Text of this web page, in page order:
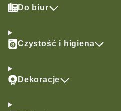
Do biur
Czystość i higiena
Dekoracje